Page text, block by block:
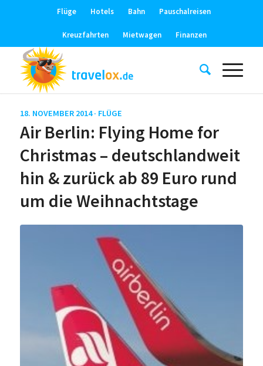
Flüge Hotels Bahn Pauschalreisen
Kreuzfahrten Mietwagen Finanzen
18. NOVEMBER 2014 · FLÜGE
Air Berlin: Flying Home for
Christmas – deutschlandweit
hin & zurück ab 89 Euro rund
um die Weihnachtstage